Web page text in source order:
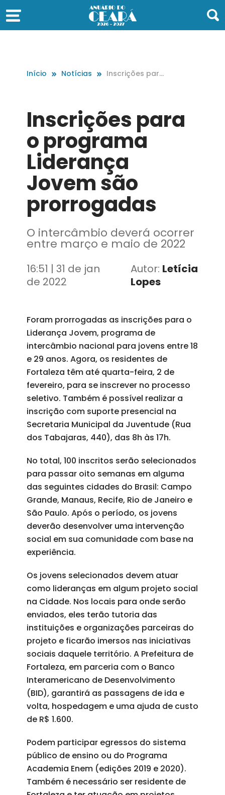
Início Notícias
Inscrições par
adas
Inscrições para
o programa
Liderança
Jovem são
prorrogadas
O intercâmbio deverá ocorrer
entre março e maio de 2022
16:51 | 31 de jan
de 2022
Autor: Letícia
Lopes
Foram prorrogadas as inscrições para o
Liderança Jovem, programa de
intercâmbio nacional para jovens entre 18
e 29 anos. Agora, os residentes de
Fortaleza têm até quarta-feira, 2 de
fevereiro, para se inscrever no processo
seletivo. Também é possível realizar a
inscrição com suporte presencial na
Secretaria Municipal da Juventude (Rua
dos Tabajaras, 440), das 8h às 17h.
No total, 100 inscritos serão selecionados
para passar oito semanas em alguma
das seguintes cidades do Brasil: Campo
Grande, Manaus, Recife, Rio de Janeiro e
São Paulo. Após o período, os jovens
deverão desenvolver uma intervenção
social em sua comunidade com base na
experiência.
Os jovens selecionados devem atuar
como lideranças em algum projeto social
na Cidade. Nos locais para onde serão
enviados, eles terão tutoria das
instituições e organizações parceiras do
projeto e ficarão imersos nas iniciativas
sociais daquele território. A Prefeitura de
Fortaleza, em parceria com o Banco
Interamericano de Desenvolvimento
(BID), garantirá as passagens de ida e
volta, hospedagem e uma ajuda de custo
de R$ 1.600.
Podem participar egressos do sistema
público de ensino ou do Programa
Academia Enem (edições 2019 e 2020).
Também é necessário ser residente de